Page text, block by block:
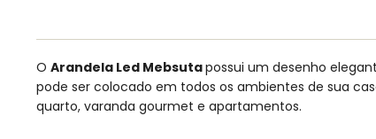
O Arandela Led Mebsutapossui um desenho
pode ser colocado em todos os ambientes de sua
quarto, varanda gourmet e apartamentos.